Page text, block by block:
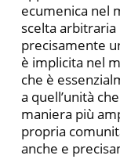
ecumenica nel
scelta
precisamente
è implicita nel
che è
a quell’unità
maniera più
propria
anche e